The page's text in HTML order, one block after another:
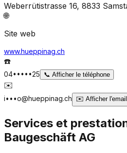
Weberrütistrasse 16, 8833
🌐
Site web
www.hueppinag.ch
☎️
04•••••25 📞 Afficher le téléphone
✉️
i•••o@hueppinag.ch ✉️ Afficher l'email
Services et
Baugeschäft AG